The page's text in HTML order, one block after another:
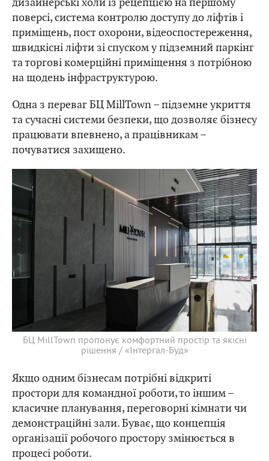
поверсі, система контролю доступу до ліфтів і
приміщень, пост охорони, відеоспостереження,
швидкісні ліфти зі спуском у підземний паркінг
та торгові комерційні приміщення з потрібною
на щодень інфраструктурою.
Одна з переваг БЦ MillTown – підземне укриття
та сучасні системи безпеки, що дозволяє бізнесу
працювати впевнено, а працівникам –
почуватися захищено.
БЦ MillTown пропонує комфортний простір та якісні
рішення / «Інтергал-Буд»
Якщо одним бізнесам потрібні відкриті
простори для командної роботи, то іншим –
класичне планування, переговорні кімнати чи
демонстраційні зали. Буває, що концепція
організації робочого простору змінюється в
процесі роботи.